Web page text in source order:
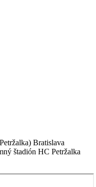
Bratislava
štadión HC Petržalka